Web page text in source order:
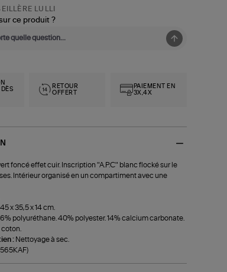
LULLI
ce produit ?
RETOUR
OFFERT
PAIEMENT EN
3X,4X
foncé effet cuir. Inscription "A.P.C" blanc flocké sur le
Intérieur organisé en un compartiment avec une
45 x 35,5 x 14 cm.
polyuréthane. 40% polyester. 14% calcium carbonate.
: Nettoyage à sec.